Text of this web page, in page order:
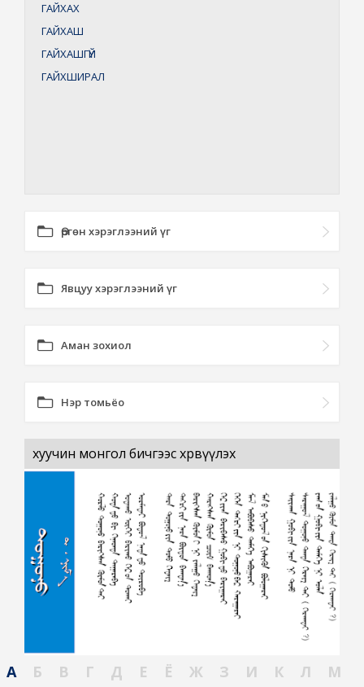
ГАЙХАХ
ГАЙХАШ
ГАЙХАШГҮЙ
ГАЙХШИРАЛ
Өргөн хэрэглээний үг
Явцуу хэрэглээний үг
Аман зохиол
Нэр томьёо
хуучин монгол бичгээс хөрвүүлэх
А Б В Г Д Е Ё Ж З И К Л
М